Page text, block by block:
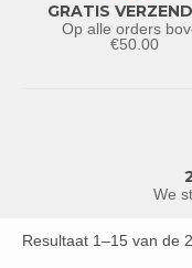
GRATIS
Op alle orders
€50.00
We
Resultaat 1–15 van de